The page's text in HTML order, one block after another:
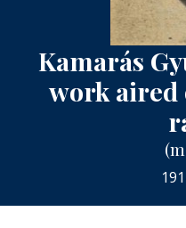
Kamarás
work aired